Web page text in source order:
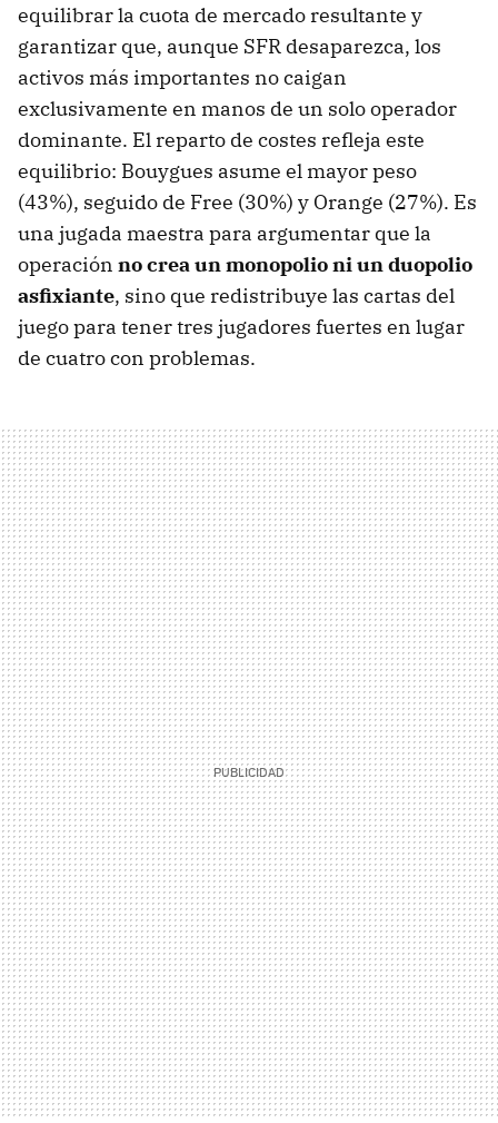
equilibrar la cuota de mercado resultante y
garantizar que, aunque SFR desaparezca, los
activos más importantes no caigan
exclusivamente en manos de un solo operador
dominante. El reparto de costes refleja este
equilibrio: Bouygues asume el mayor peso
(43%), seguido de Free (30%) y Orange (27%). Es
una jugada maestra para argumentar que la
operación no crea un monopolio ni un duopolio
asfixiante, sino que redistribuye las cartas del
juego para tener tres jugadores fuertes en lugar
de cuatro con problemas.